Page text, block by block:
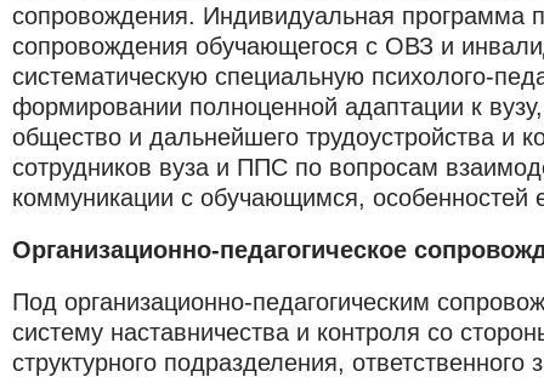
сопровождения. Индивидуальная программа
сопровождения обучающегося с ОВЗ и
систематическую специальную психолого-
формировании полноценной адаптации к
общество и дальнейшего трудоустройства и
сотрудников вуза и ППС по вопросам
коммуникации с обучающимся, особенностей
Организационно-педагогическое
Под организационно-педагогическим
систему наставничества и контроля со
структурного подразделения, ответственного